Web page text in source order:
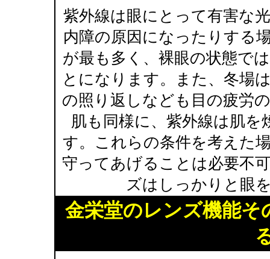
紫外線は眼にとって有害な
内障の原因になったりする
が最も多く、裸眼の状態で
とになります。また、冬場
の照り返しなども目の疲労
肌も同様に、紫外線は肌
す。これらの条件を考えた
守ってあげることは必要不
ズはしっかりと眼
金栄堂のレンズ機能そ